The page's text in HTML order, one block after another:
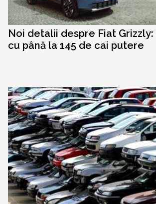
Noi detalii despre Fiat
cu până la 145 de cai putere